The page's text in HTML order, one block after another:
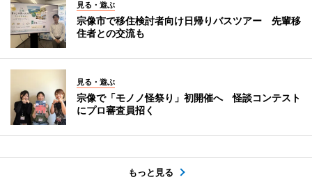
見る・遊ぶ
宗像市で移住検討者向け日帰りバスツアー 先輩移
住者との交流も
見る・遊ぶ
宗像で「モノノ怪祭り」初開催へ 怪談コンテスト
にプロ審査員招く
もっと見る